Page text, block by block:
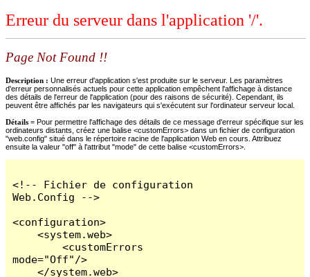
Erreur du serveur dans l'application '/'.
Page Not Found !!
Description : Une erreur d'application s'est produite sur le serveur. Les paramètres
d'erreur personnalisés actuels pour cette application empêchent l'affichage à distance
des détails de l'erreur de l'application (pour des raisons de sécurité). Cependant, ils
peuvent être affichés par les navigateurs qui s'exécutent sur l'ordinateur serveur local.
Détails = Pour permettre l'affichage des détails de ce message d'erreur spécifique sur les
ordinateurs distants, créez une balise <customErrors> dans un fichier de configuration
"web.config" situé dans le répertoire racine de l'application Web en cours. Attribuez
ensuite la valeur "off" à l'attribut "mode" de cette balise <customErrors>.
<!-- Fichier de configuration
Web.Config -->
<configuration>
    <system.web>
        <customErrors
mode="Off"/>
    </system.web>